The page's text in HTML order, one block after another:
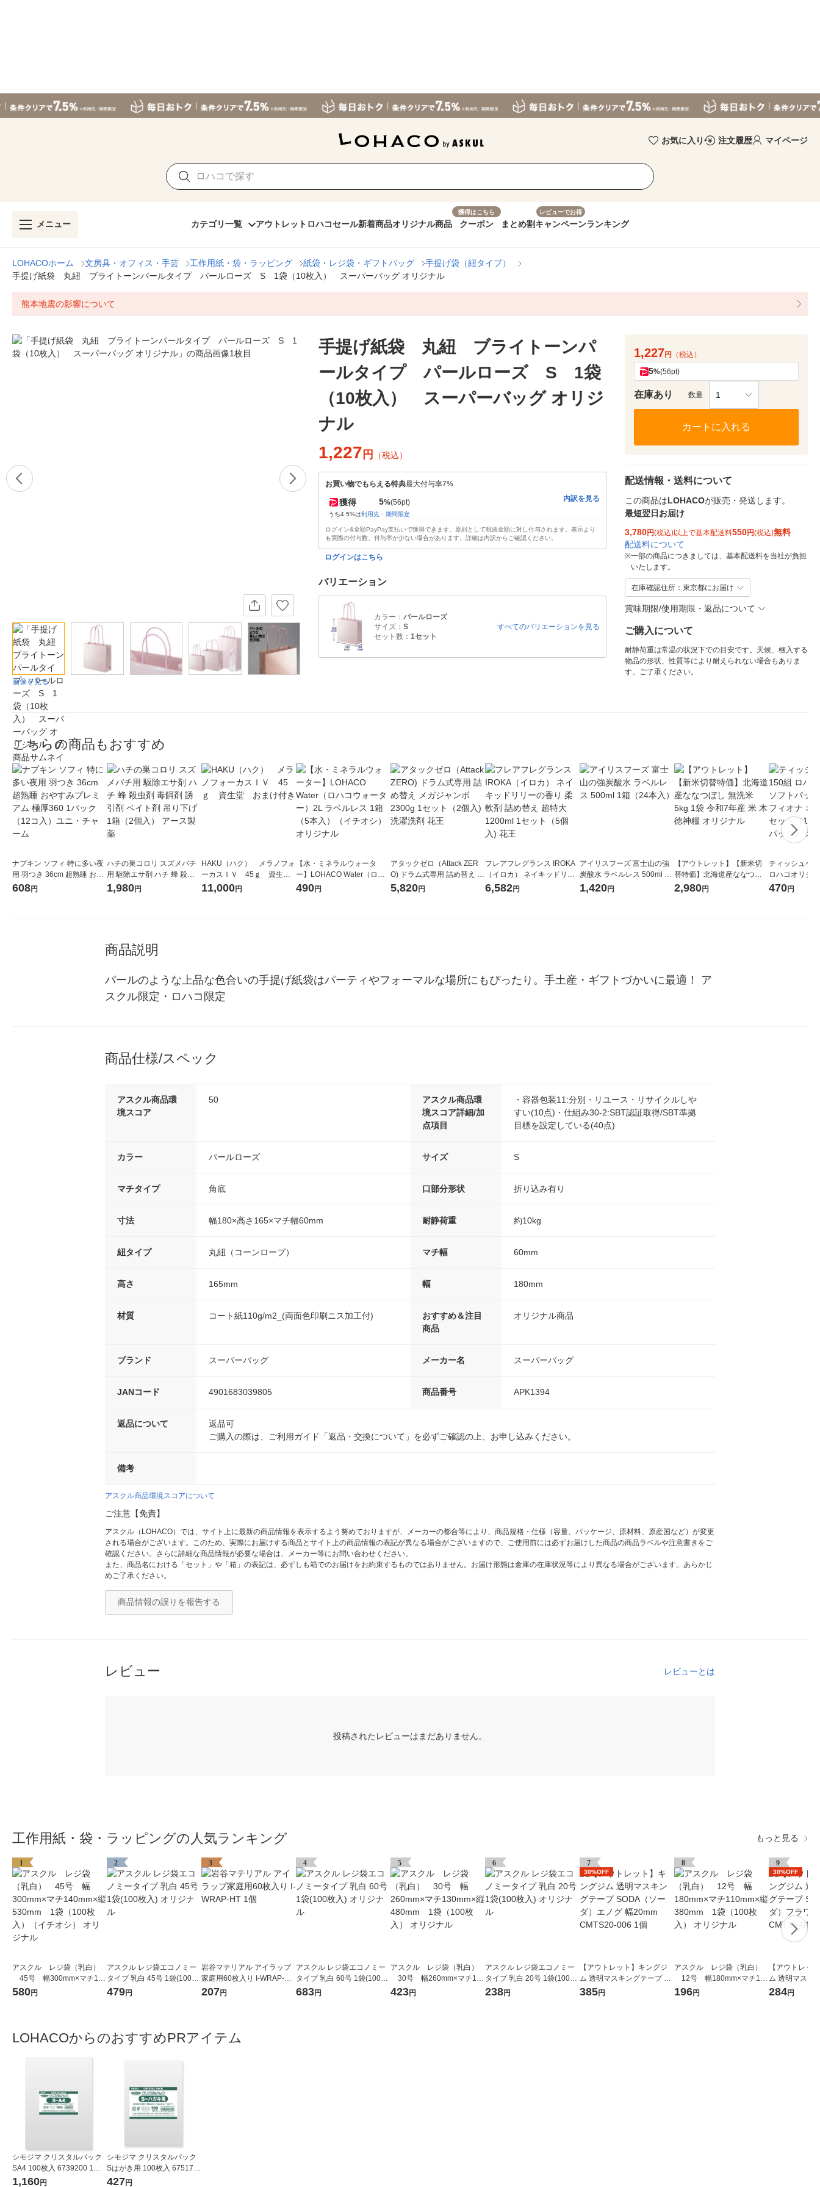
お気に入り 注文履歴 マイページ
メニュー カテゴリ一覧 アウトレット ロハコセール新着商品オリジナル商品
獲得はこちら
クーポン まとめ割
レビューでお得
キャンペーンランキング
LOHACOホーム 文房具・オフィス・手芸 工作用紙・袋・ラッピング 紙袋・レジ袋・ギフトバッグ
手提げ袋（紐タイプ）
手提げ紙袋 丸紐 ブライトーンパールタイプ パールローズ S 1袋（10枚入） スーパーバッグ オリジナル
熊本地震の影響について
画像を見る
手提げ紙袋 丸紐 ブライトーンパ
ールタイプ パールローズ S 1袋
（10枚入） スーパーバッグ オリジ
ナル
1,227 円 （税込）
お買い物でもらえる特典最大付与率7%
獲得 5%(56pt)
うち4.5%は利用先・期間限定
内訳を見る
ログイン&全額PayPay支払いで獲得できます。原則として税抜金額に対し付与されます。表示より
も実際の付与数、付与率が少ない場合があります。詳細は内訳からご確認ください。
ログインはこちら
バリエーション
カラー： パールローズ
サイズ： S
セット数： 1セット
すべてのバリエーションを見る
1,227円 （税込）
5%(56pt)
在庫あり 数量 1
カートに入れる
配送情報・送料について
この商品はLOHACOが販売・発送します。
最短翌日お届け
3,780円(税込)以上で基本配送料550円(税込)無料
配送料について
※一部の商品につきましては、基本配送料を当社が負担
いたします。
在庫確認住所：東京都にお届け
賞味期限/使用期限・返品について
ご購入について
耐静荷重は常温の状況下での目安です。天候、梱入する
物品の形状、性質等により耐えられない場合もありま
す。ご了承ください。
こちらの商品もおすすめ
ナプキン ソフィ 特に多い夜
用 羽つき 36cm 超熟睡 おや
すみプレミアム 極厚360 1パ
608円
ハチの巣コロリ スズメバチ
用 駆除エサ剤 ハチ 蜂 殺虫
剤 毒餌剤 誘引剤 ベイト剤
1,980円
HAKU（ハク） メラノフォ
ーカスＩＶ 45ｇ 資生
堂 おまけ付き
11,000円
【水・ミネラルウォータ
ー】LOHACO Water（ロハ
コウォーター）2L ラベルレ
490円
アタックゼロ（Attack ZER
O) ドラム式専用 詰め替え メ
ガジャンボ 2300g 1セット
5,820円
フレアフレグランス IROKA
（イロカ） ネイキッドリリ
ーの香り 柔軟剤 詰め替え 超
6,582円
アイリスフーズ 富士山の強
炭酸水 ラベルレス 500ml 1
箱（24本入）
1,420円
【アウトレット】【新米切
替特価】北海道産ななつぼ
し 無洗米 5kg 1袋 令和7年産
2,980円
ティッシュペ
ロハコオリジ
ックティッシ
470円
商品説明
パールのような上品な色合いの手提げ紙袋はパーティやフォーマルな場所にもぴったり。手土産・ギフトづかいに最適！ ア
スクル限定・ロハコ限定
商品仕様/スペック
アスクル商品環
境スコア
50
アスクル商品環
境スコア詳細/加
点項目
・容器包装11:分別・リユース・リサイクルしや
すい(10点)・仕組み30-2:SBT認証取得/SBT準拠
目標を設定している(40点)
カラー パールローズ サイズ S
マチタイプ 角底 口部分形状 折り込み有り
寸法 幅180×高さ165×マチ幅60mm 耐静荷重 約10kg
紐タイプ 丸紐（コーンロープ） マチ幅 60mm
高さ 165mm 幅 180mm
材質 コート紙110g/m2_(両面色印刷ニス加工付)
おすすめ＆注目
商品
オリジナル商品
ブランド スーパーバッグ メーカー名 スーパーバッグ
JANコード 4901683039805 商品番号 APK1394
返品について
返品可
ご購入の際は、ご利用ガイド「返品・交換について」を必ずご確認の上、お申し込みください。
備考
アスクル商品環境スコアについて
ご注意【免責】
アスクル（LOHACO）では、サイト上に最新の商品情報を表示するよう努めておりますが、メーカーの都合等により、商品規格・仕様（容量、パッケージ、原材料、原産国など）が変更
される場合がございます。このため、実際にお届けする商品とサイト上の商品情報の表記が異なる場合がございますので、ご使用前には必ずお届けした商品の商品ラベルや注意書きをご
確認ください。さらに詳細な商品情報が必要な場合は、メーカー等にお問い合わせください。
また、商品名における「セット」や「箱」の表記は、必ずしも箱でのお届けをお約束するものではありません。お届け形態は倉庫の在庫状況等により異なる場合がございます。あらかじ
めご了承ください。
商品情報の誤りを報告する
レビュー レビューとは
投稿されたレビューはまだありません。
工作用紙・袋・ラッピングの人気ランキング もっと見る
1
アスクル レジ袋（乳白）
45号 幅300mm×マチ140
mm×縦530mm 1袋（100
580円
2
アスクル レジ袋エコノミー
タイプ 乳白 45号 1袋(100枚
入) オリジナル
479円
3
岩谷マテリアル アイラップ
家庭用60枚入り I-WRAP-HT
1個
207円
4
アスクル レジ袋エコノミー
タイプ 乳白 60号 1袋(100枚
入) オリジナル
683円
5
アスクル レジ袋（乳白）
30号 幅260mm×マチ130
mm×縦480mm 1袋（100
423円
6
アスクル レジ袋エコノミー
タイプ 乳白 20号 1袋(100枚
入) オリジナル
238円
7
30%OFF
【アウトレット】キングジ
ム 透明マスキングテープ SO
DA（ソーダ）エノグ 幅20m
385円
8
アスクル レジ袋（乳白）
12号 幅180mm×マチ110
mm×縦380mm 1袋（100
196円
9
30%OFF
【アウトレッ
ム 透明マスキ
DA（ソーダ）
284円
LOHACOからのおすすめPRアイテム
シモジマ クリスタルパック
SA4 100枚入 6739200 1袋
(100枚入)
1,160円
シモジマ クリスタルパック
Sはがき用 100枚入 675170
0 1袋(100枚入)
427円